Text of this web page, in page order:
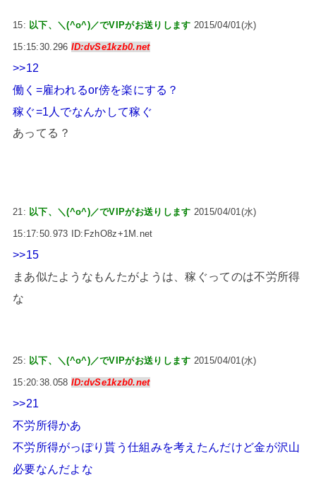
15: 以下、＼(^o^)／でVIPがお送りします 2015/04/01(水)
15:15:30.296 ID:dvSe1kzb0.net
>>12
働く=雇われるor傍を楽にする？
稼ぐ=1人でなんかして稼ぐ
あってる？
21: 以下、＼(^o^)／でVIPがお送りします 2015/04/01(水)
15:17:50.973 ID:FzhO8z+1M.net
>>15
まあ似たようなもんたがようは、稼ぐってのは不労所得
な
25: 以下、＼(^o^)／でVIPがお送りします 2015/04/01(水)
15:20:38.058 ID:dvSe1kzb0.net
>>21
不労所得かあ
不労所得がっぽり貰う仕組みを考えたんだけど金が沢山
必要なんだよな